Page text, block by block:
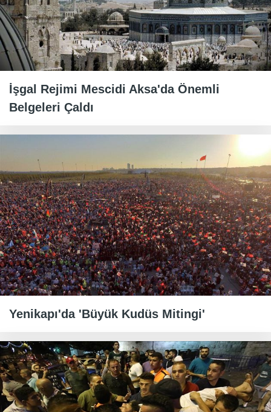
İşgal Rejimi Mescidi Aksa'da Önemli
Belgeleri Çaldı
Yenikapı'da 'Büyük Kudüs Mitingi'